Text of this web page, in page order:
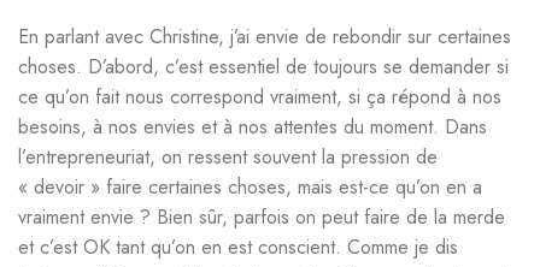
En parlant avec Christine, j’ai envie de rebondir sur certaines
choses. D’abord, c’est essentiel de toujours se demander si
ce qu’on fait nous correspond vraiment, si ça répond à nos
besoins, à nos envies et à nos attentes du moment. Dans
l’entrepreneuriat, on ressent souvent la pression de
« devoir » faire certaines choses, mais est-ce qu’on en a
vraiment envie ? Bien sûr, parfois on peut faire de la merde
et c’est OK tant qu’on en est conscient. Comme je dis